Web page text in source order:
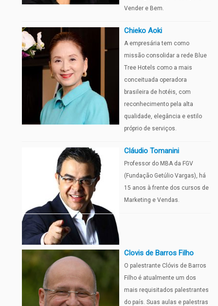
Vender e Bem.
Chieko Aoki
A empresária tem como
missão consolidar a rede Blue
Tree Hotels como a mais
conceituada operadora
brasileira de hotéis, com
reconhecimento pela alta
qualidade, elegância e estilo
próprio de serviços.
Cláudio Tomanini
Professor do MBA da FGV
(Fundação Getúlio Vargas), há
15 anos à frente dos cursos de
Marketing e Vendas.
Clovis de Barros Filho
O palestrante Clóvis de Barros
Filho é atualmente um dos
mais requisitados palestrantes
do país. Suas aulas e palestras